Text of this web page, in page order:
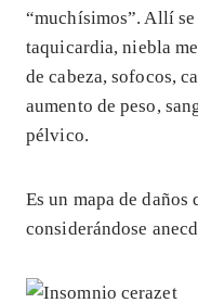
“muchísimos”. Allí
taquicardia, niebla
de cabeza, sofocos,
aumento de peso,
pélvico.
Es un mapa de
considerándose